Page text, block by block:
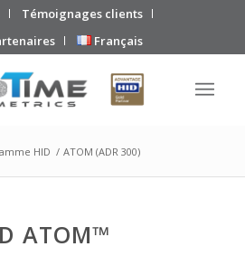
Témoignages clients
Français
HID / ATOM (ADR 300)
ATOM™